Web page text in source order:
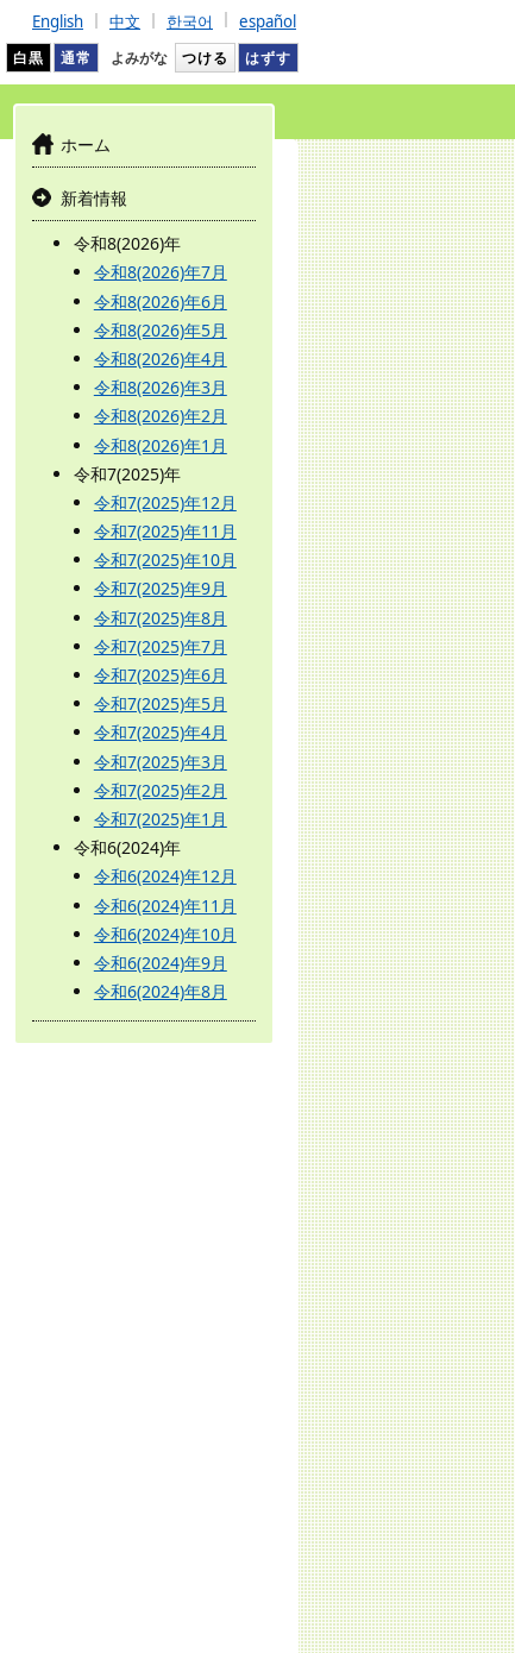
English 中文 한국어 español
白黒 通常 よみがな つける はずす
ホーム
新着情報
令和8(2026)年
令和8(2026)年7月
令和8(2026)年6月
令和8(2026)年5月
令和8(2026)年4月
令和8(2026)年3月
令和8(2026)年2月
令和8(2026)年1月
令和7(2025)年
令和7(2025)年12月
令和7(2025)年11月
令和7(2025)年10月
令和7(2025)年9月
令和7(2025)年8月
令和7(2025)年7月
令和7(2025)年6月
令和7(2025)年5月
令和7(2025)年4月
令和7(2025)年3月
令和7(2025)年2月
令和7(2025)年1月
令和6(2024)年
令和6(2024)年12月
令和6(2024)年11月
令和6(2024)年10月
令和6(2024)年9月
令和6(2024)年8月